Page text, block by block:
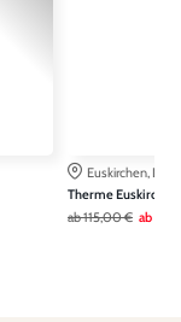
Euskirchen, DE
Therme Euskirchen
ab115,00 € ab